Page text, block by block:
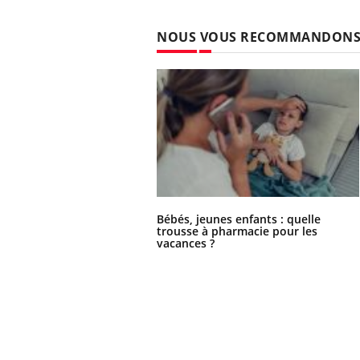
NOUS VOUS RECOMMANDONS
Bébés, jeunes enfants : quelle
trousse à pharmacie pour les
vacances ?
Il